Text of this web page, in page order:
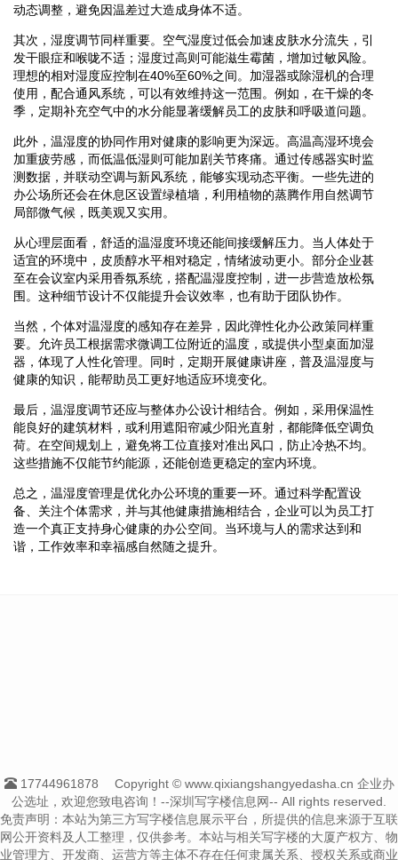
动态调整，避免因温差过大造成身体不适。
其次，湿度调节同样重要。空气湿度过低会加速皮肤水分流失，引
发干眼症和喉咙不适；湿度过高则可能滋生霉菌，增加过敏风险。
理想的相对湿度应控制在40%至60%之间。加湿器或除湿机的合理
使用，配合通风系统，可以有效维持这一范围。例如，在干燥的冬
季，定期补充空气中的水分能显著缓解员工的皮肤和呼吸道问题。
此外，温湿度的协同作用对健康的影响更为深远。高温高湿环境会
加重疲劳感，而低温低湿则可能加剧关节疼痛。通过传感器实时监
测数据，并联动空调与新风系统，能够实现动态平衡。一些先进的
办公场所还会在休息区设置绿植墙，利用植物的蒸腾作用自然调节
局部微气候，既美观又实用。
从心理层面看，舒适的温湿度环境还能间接缓解压力。当人体处于
适宜的环境中，皮质醇水平相对稳定，情绪波动更小。部分企业甚
至在会议室内采用香氛系统，搭配温湿度控制，进一步营造放松氛
围。这种细节设计不仅能提升会议效率，也有助于团队协作。
当然，个体对温湿度的感知存在差异，因此弹性化办公政策同样重
要。允许员工根据需求微调工位附近的温度，或提供小型桌面加湿
器，体现了人性化管理。同时，定期开展健康讲座，普及温湿度与
健康的知识，能帮助员工更好地适应环境变化。
最后，温湿度调节还应与整体办公设计相结合。例如，采用保温性
能良好的建筑材料，或利用遮阳帘减少阳光直射，都能降低空调负
荷。在空间规划上，避免将工位直接对准出风口，防止冷热不均。
这些措施不仅能节约能源，还能创造更稳定的室内环境。
总之，温湿度管理是优化办公环境的重要一环。通过科学配置设
备、关注个体需求，并与其他健康措施相结合，企业可以为员工打
造一个真正支持身心健康的办公空间。当环境与人的需求达到和
谐，工作效率和幸福感自然随之提升。
17744961878
Copyright © www.qixiangshangyedasha.cn 企业办
公选址，欢迎您致电咨询！--深圳写字楼信息网-- All rights reserved.
免责声明：本站为第三方写字楼信息展示平台，所提供的信息来源于互联
网公开资料及人工整理，仅供参考。本站与相关写字楼的大厦产权方、物
业管理方、开发商、运营方等主体不存在任何隶属关系、授权关系或商业